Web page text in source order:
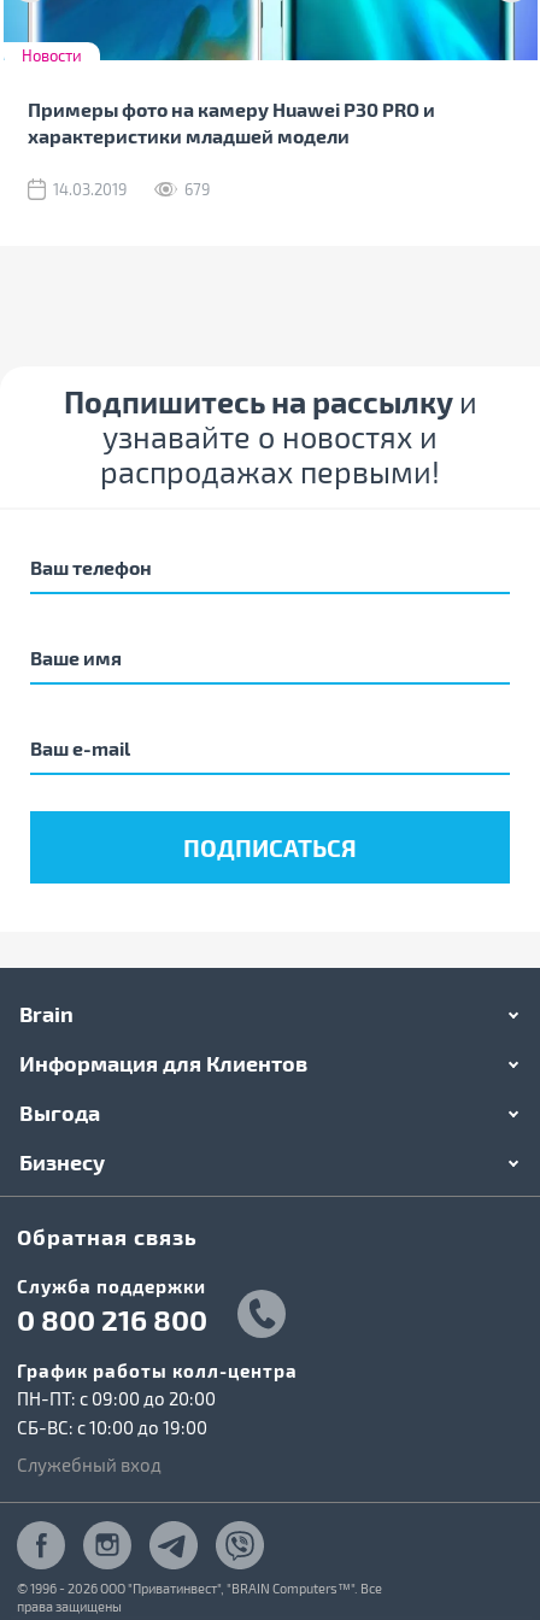
Новости
Примеры фото на камеру Huawei P30 PRO и
характеристики младшей модели
14.03.2019 679
Подпишитесь на рассылку и
узнавайте о новостях и
распродажах первыми!
Brain
Информация для Клиентов
Выгода
Бизнесу
Обратная связь
Служба поддержки
0 800 216 800
График работы колл-центра
ПН-ПТ: c 09:00 до 20:00
СБ-ВС: c 10:00 до 19:00
Служебный вход
© 1996 - 2026 ООО "Приватинвест", "BRAIN Computers™". Все
права защищены